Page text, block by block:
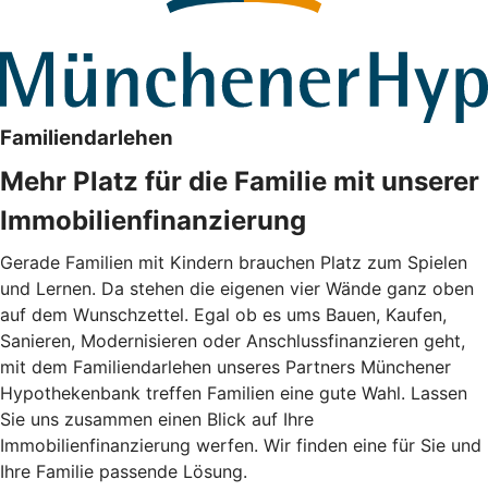
Familiendarlehen
Mehr Platz für die Familie mit unserer
Immobilienfinanzierung
Gerade Familien mit Kindern brauchen Platz zum Spielen
und Lernen. Da stehen die eigenen vier Wände ganz oben
auf dem Wunschzettel. Egal ob es ums Bauen, Kaufen,
Sanieren, Modernisieren oder Anschlussfinanzieren geht,
mit dem Familiendarlehen unseres Partners Münchener
Hypothekenbank treffen Familien eine gute Wahl. Lassen
Sie uns zusammen einen Blick auf Ihre
Immobilienfinanzierung werfen. Wir finden eine für Sie und
Ihre Familie passende Lösung.